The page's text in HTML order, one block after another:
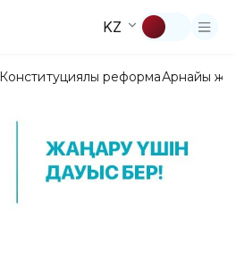
KZ
Конституциялық реформаАрнайы